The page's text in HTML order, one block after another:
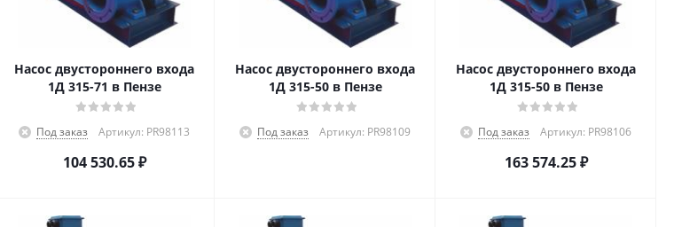
Насос двустороннего входа
1Д 315-71 в Пензе
Под заказ Артикул: PR98113
104 530.65₽
Насос двустороннего входа
1Д 315-50 в Пензе
Под заказ Артикул: PR98109
Насос двустороннего входа
1Д 315-50 в Пензе
Под заказ Артикул: PR98106
163 574.25₽